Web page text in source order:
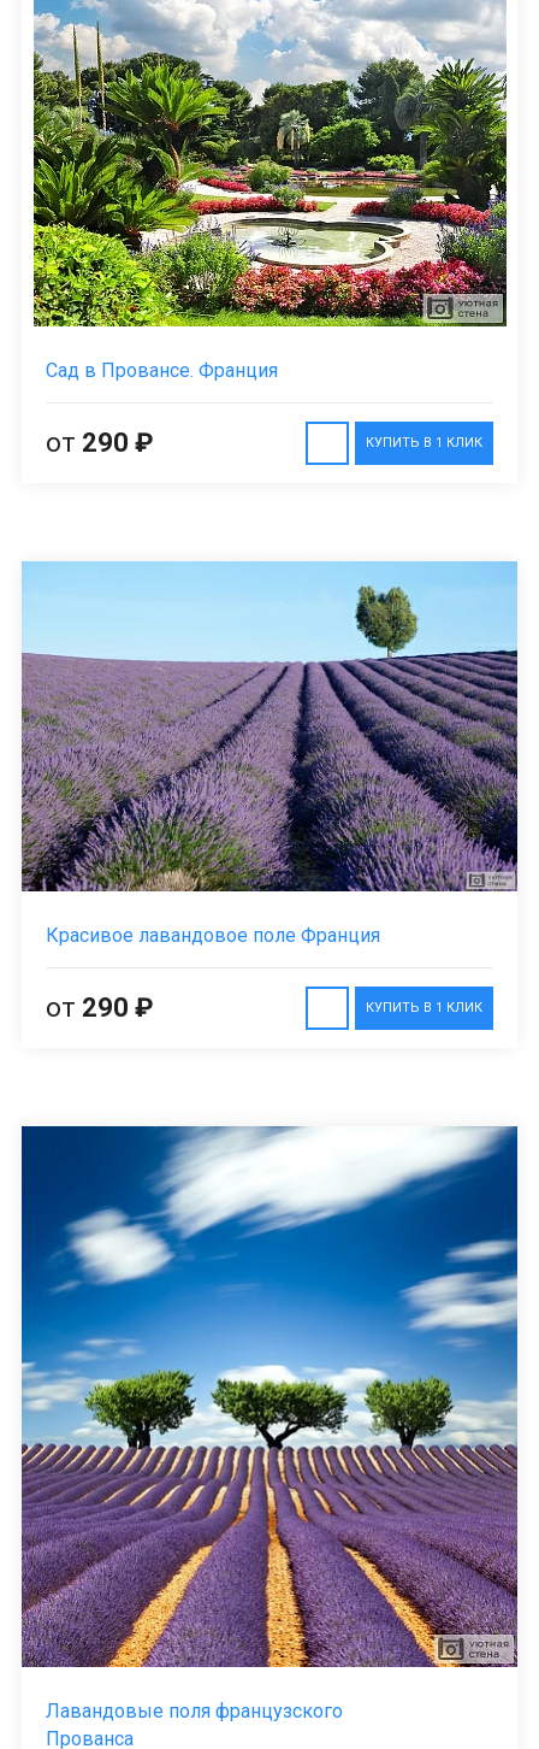
Сад в Провансе. Франция
КУПИТЬ В 1 КЛИК
от 290 ₽
Красивое лавандовое поле Франция
КУПИТЬ В 1 КЛИК
от 290 ₽
Лавандовые поля французского
Прованса